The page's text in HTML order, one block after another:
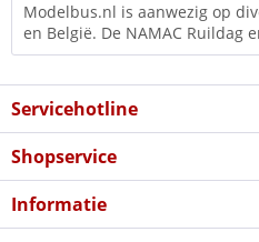
Modelbus.nl is aanwezig op
en België. De NAMAC Ruildag
Servicehotline
Shopservice
Informatie